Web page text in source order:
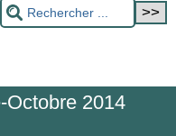
Octobre 2014